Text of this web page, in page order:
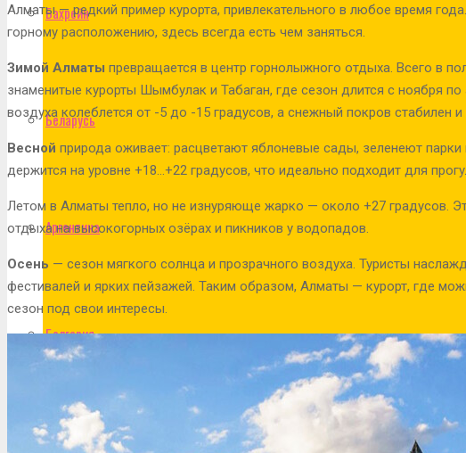
Бахрейн
Беларусь
Аргентина
Болгария
Бразилия
Алматы — редкий пример курорта, привлекательного в любое время
горному расположению, здесь всегда есть чем заняться.
Зимой Алматы превращается в центр горнолыжного отдыха. Всего в
знаменитые курорты Шымбулак и Табаган, где сезон длится с ноября по
воздуха колеблется от -5 до -15 градусов, а снежный покров стабилен и
Весной природа оживает: расцветают яблоневые сады, зеленеют парки
держится на уровне +18…+22 градусов, что идеально подходит для
Летом в Алматы тепло, но не изнуряюще жарко — около +27 градусов.
отдыха на высокогорных озёрах и пикников у водопадов.
Осень — сезон мягкого солнца и прозрачного воздуха. Туристы
фестивалей и ярких пейзажей. Таким образом, Алматы — курорт, где
сезон под свои интересы.